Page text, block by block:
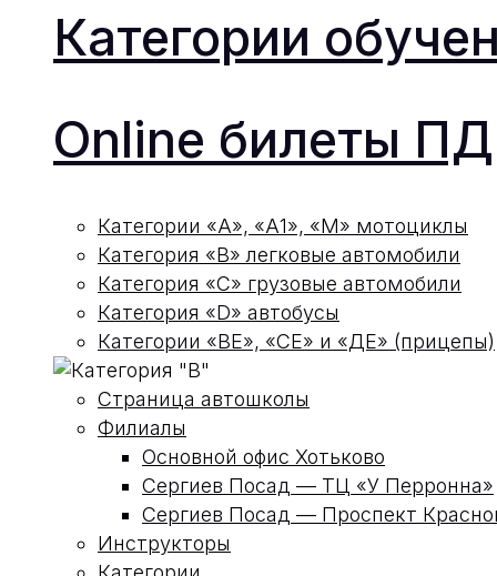
Категории
Online билеты
Категории «А», «А1», «М» мотоциклы
Категория «В» легковые автомобили
Категория «С» грузовые автомобили
Категория «D» автобусы
Категории «ВЕ», «СЕ» и «ДЕ» (прицепы)
Страница автошколы
Филиалы
Основной офис Хотьково
Сергиев Посад — ТЦ «У Перронна»
Сергиев Посад — Проспект
Инструкторы